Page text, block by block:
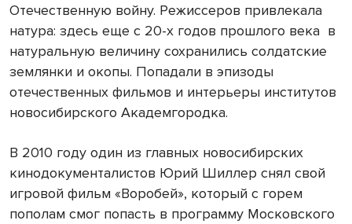
Отечественную войну. Режиссеров привлекала
натура: здесь еще с 20-х годов прошлого века в
натуральную величину сохранились солдатские
землянки и окопы. Попадали в эпизоды
отечественных фильмов и интерьеры институтов
новосибирского Академгородка.
В 2010 году один из главных новосибирских
кинодокументалистов Юрий Шиллер снял свой
игровой фильм «Воробей», который с горем
пополам смог попасть в программу Московского